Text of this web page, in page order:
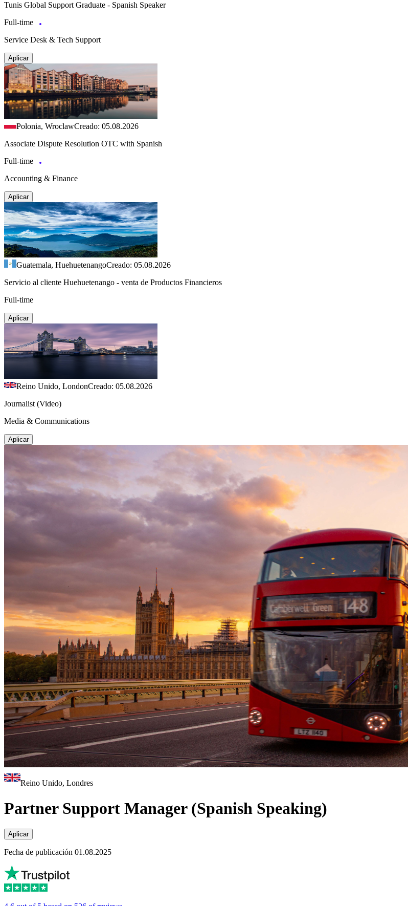
Tunis Global Support Graduate - Spanish Speaker
Full-time
Service Desk & Tech Support
Aplicar
Polonia, WroclawCreado: 05.08.2026
Associate Dispute Resolution OTC with Spanish
Full-time
Accounting & Finance
Aplicar
Guatemala, HuehuetenangoCreado: 05.08.2026
Servicio al cliente Huehuetenango - venta de Productos Financieros
Full-time
Aplicar
Reino Unido, LondonCreado: 05.08.2026
Journalist (Video)
Media & Communications
Aplicar
Reino Unido, Londres
Partner Support Manager (Spanish Speaking)
Aplicar
Fecha de publicación 01.08.2025